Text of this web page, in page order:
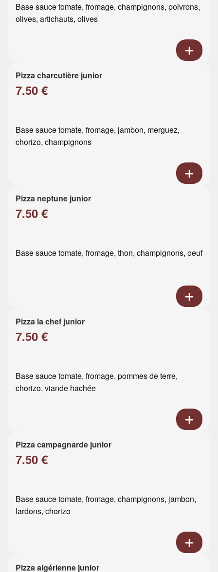
Base sauce tomate, fromage, champignons, poivrons,
olives, artichauts, olives
Pizza charcutière junior
7.50 €
Base sauce tomate, fromage, jambon, merguez,
chorizo, champignons
Pizza neptune junior
7.50 €
Base sauce tomate, fromage, thon, champignons, oeuf
Pizza la chef junior
7.50 €
Base sauce tomate, fromage, pommes de terre,
chorizo, viande hachée
Pizza campagnarde junior
7.50 €
Base sauce tomate, fromage, champignons, jambon,
lardons, chorizo
Pizza algérienne junior